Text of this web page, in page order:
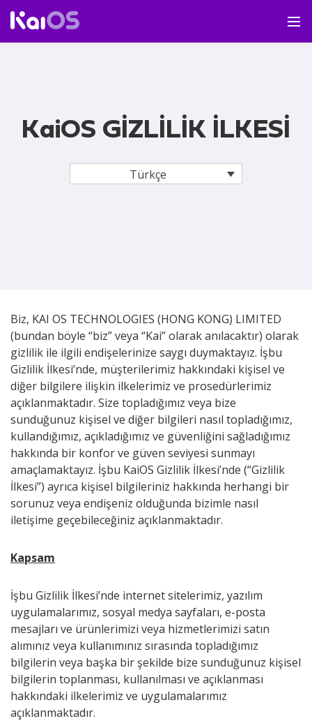
KaiOS GİZLİLİK İLKESİ
Türkçe
Biz, KAI OS TECHNOLOGIES (HONG KONG) LIMITED
(bundan böyle “biz” veya “Kai” olarak anılacaktır) olarak
gizlilik ile ilgili endişelerinize saygı duymaktayız. İşbu
Gizlilik İlkesi’nde, müşterilerimiz hakkındaki kişisel ve
diğer bilgilere ilişkin ilkelerimiz ve prosedürlerimiz
açıklanmaktadır. Size topladığımız veya bize
sunduğunuz kişisel ve diğer bilgileri nasıl topladığımız,
kullandığımız, açıkladığımız ve güvenliğini sağladığımız
hakkında bir konfor ve güven seviyesi sunmayı
amaçlamaktayız. İşbu KaiOS Gizlilik İlkesi’nde (“Gizlilik
İlkesi”) ayrıca kişisel bilgileriniz hakkında herhangi bir
sorunuz veya endişeniz olduğunda bizimle nasıl
iletişime geçebileceğiniz açıklanmaktadır.
Kapsam
İşbu Gizlilik İlkesi’nde internet sitelerimiz, yazılım
uygulamalarımız, sosyal medya sayfaları, e-posta
mesajları ve ürünlerimizi veya hizmetlerimizi satın
alımınız veya kullanımınız sırasında topladığımız
bilgilerin veya başka bir şekilde bize sunduğunuz kişisel
bilgilerin toplanması, kullanılması ve açıklanması
hakkındaki ilkelerimiz ve uygulamalarımız
açıklanmaktadır.